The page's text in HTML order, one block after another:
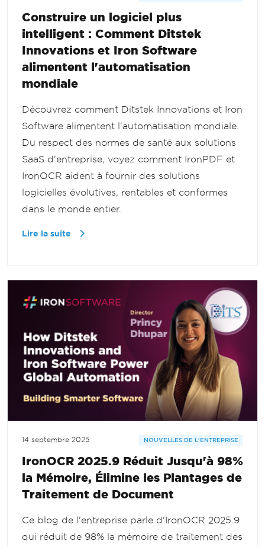
Construire un logiciel plus
intelligent : Comment Ditstek
Innovations et Iron Software
alimentent l'automatisation
mondiale
Découvrez comment Ditstek Innovations et Iron
Software alimentent l'automatisation mondiale.
Du respect des normes de santé aux solutions
SaaS d'entreprise, voyez comment IronPDF et
IronOCR aident à fournir des solutions
logicielles évolutives, rentables et conformes
dans le monde entier.
Lire la suite
14 septembre 2025 NOUVELLES DE L'ENTREPRISE
IronOCR 2025.9 Réduit Jusqu'à 98%
la Mémoire, Élimine les Plantages de
Traitement de Document
Ce blog de l'entreprise parle d'IronOCR 2025.9
qui réduit de 98% la mémoire de traitement des